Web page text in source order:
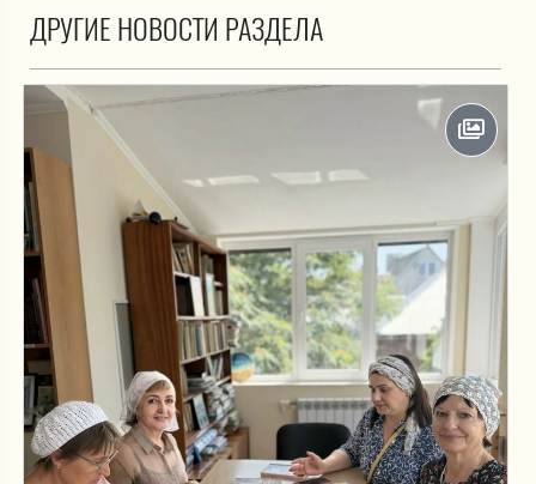
ДРУГИЕ НОВОСТИ РАЗДЕЛА